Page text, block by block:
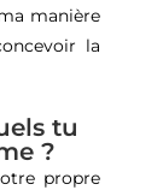
manière
la
tu
?
propre